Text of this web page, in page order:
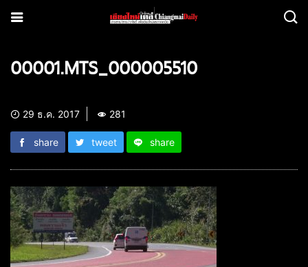
00001.MTS_000005510
29 ธ.ค. 2017 281
share tweet share